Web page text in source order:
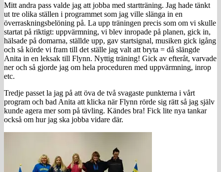
Mitt andra pass valde jag att jobba med startträning. Jag hade tänkt
ut tre olika ställen i programmet som jag ville slänga in en
överraskningsbelöning på. La upp träningen precis som om vi skulle
startat på riktigt: uppvärmning, vi blev inropade på planen, gick in,
hälsade på domarna, ställde upp, gav startsignal, musiken gick igång
och så körde vi fram till det ställe jag valt att bryta = då slängde
Anita in en leksak till Flynn. Nyttig träning! Gick av efteråt, varvade
ner och så gjorde jag om hela proceduren med uppvärmning, inrop
etc.
Tredje passet la jag på att öva de två svagaste punkterna i vårt
program och bad Anita att klicka när Flynn rörde sig rätt så jag själv
kunde agera mer som på tävling. Kändes bra! Fick lite nya tankar
också om hur jag ska jobba vidare där.